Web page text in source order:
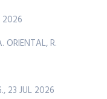
2026
ORIENTAL, R.
23 JUL 2026